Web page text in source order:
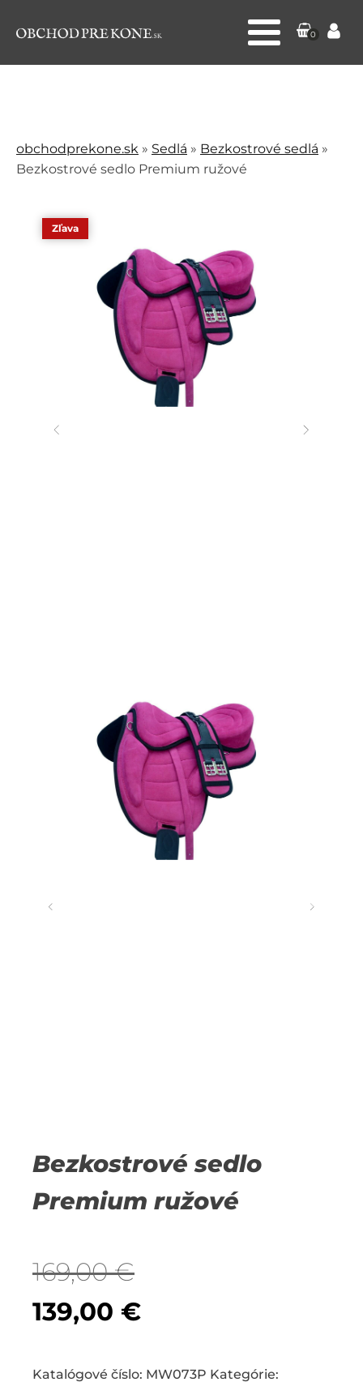
0
obchodprekone.sk » Sedlá » Bezkostrové sedlá »
Bezkostrové sedlo Premium ružové
Zľava
Bezkostrové sedlo
Premium ružové
169,00€
Pôvodná
139,00 €Aktuálna
Katalógové číslo: MW073P Kategórie: